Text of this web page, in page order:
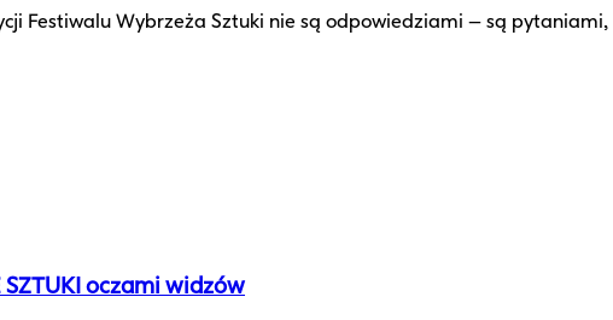
Festiwalu Wybrzeża Sztuki nie są odpowiedziami – są
SZTUKI oczami widzów